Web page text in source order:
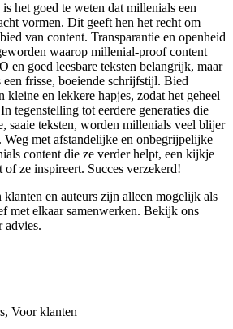
het goed te weten dat millenials een
vormen. Dit geeft hen het recht om
van content. Transparantie en openheid
waarop millenial-proof content
goed leesbare teksten belangrijk, maar
frisse, boeiende schrijfstijl. Bied
kleine en lekkere hapjes, zodat het geheel
tegenstelling tot eerdere generaties die
saaie teksten, worden millenials veel blijer
Weg met afstandelijke en onbegrijpelijke
content die ze verder helpt, een kijkje
of ze inspireert. Succes verzekerd!
klanten en auteurs zijn alleen mogelijk als
met elkaar samenwerken. Bekijk ons
advies.
Voor klanten